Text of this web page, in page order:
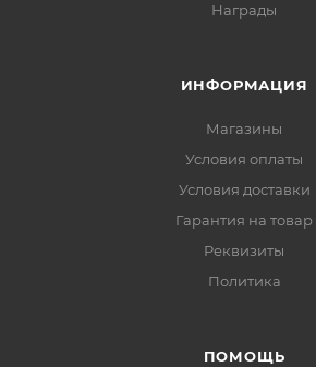
Награды
ИНФОРМАЦИЯ
Магазины
Условия оплаты
Условия доставки
Гарантия на товар
Реквизиты
Политика
ПОМОЩЬ